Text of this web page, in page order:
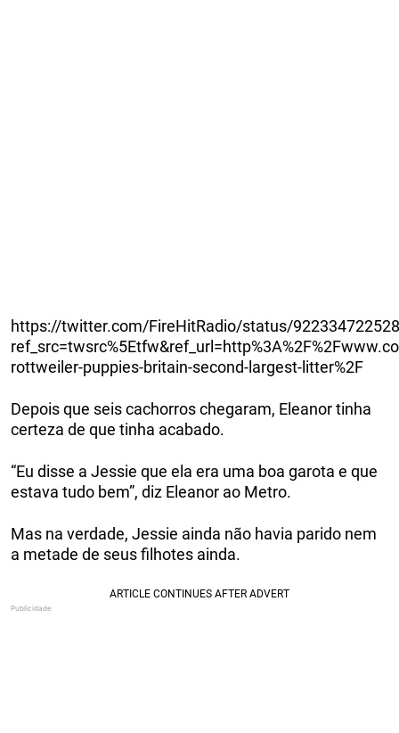
https://twitter.com/FireHitRadio/status/
rottweiler-puppies-britain-second-largest-litter%2F
Depois que seis cachorros chegaram, Eleanor tinha
certeza de que tinha acabado.
“Eu disse a Jessie que ela era uma boa garota e que
estava tudo bem”, diz Eleanor ao Metro.
Mas na verdade, Jessie ainda não havia parido nem
a metade de seus filhotes ainda.